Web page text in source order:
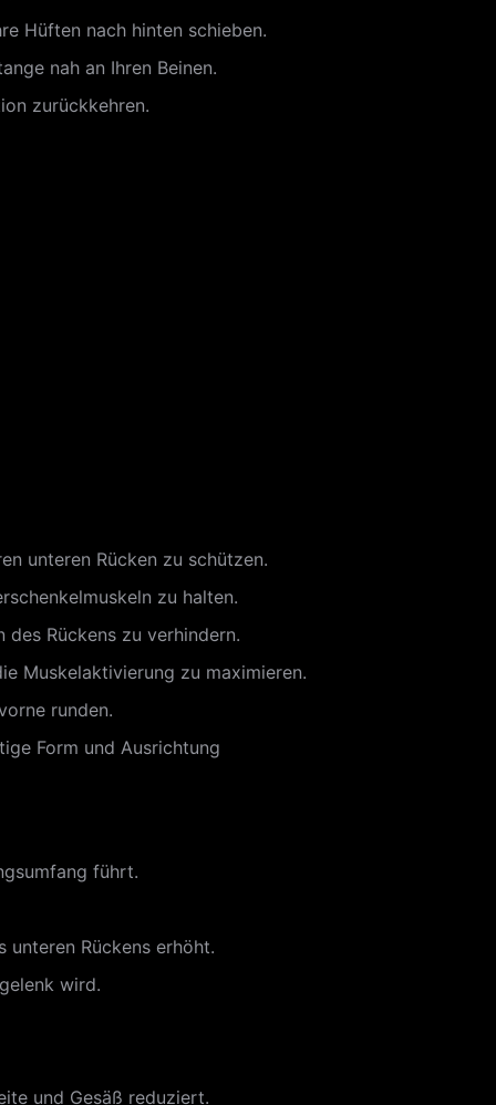
Hüften nach hinten schieben.
nah an Ihren Beinen.
zurückkehren.
unteren Rücken zu schützen.
zu halten.
Rückens zu verhindern.
Muskelaktivierung zu maximieren.
runden.
Form und Ausrichtung
führt.
unteren Rückens erhöht.
wird.
und Gesäß reduziert.